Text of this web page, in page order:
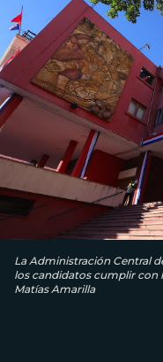
La Administración Central
los candidatos cumplir con
Matías Amarilla